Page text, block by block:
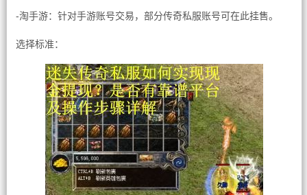
-淘手游：针对手游账号交易，部分传奇私服账号可在此挂售。
选择标准：